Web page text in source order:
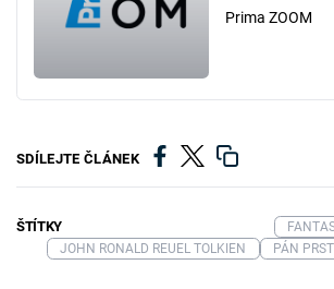
Prima ZOOM
SDÍLEJTE ČLÁNEK
ŠTÍTKY
JOHN RONALD REUEL TOLKIEN
PÁN